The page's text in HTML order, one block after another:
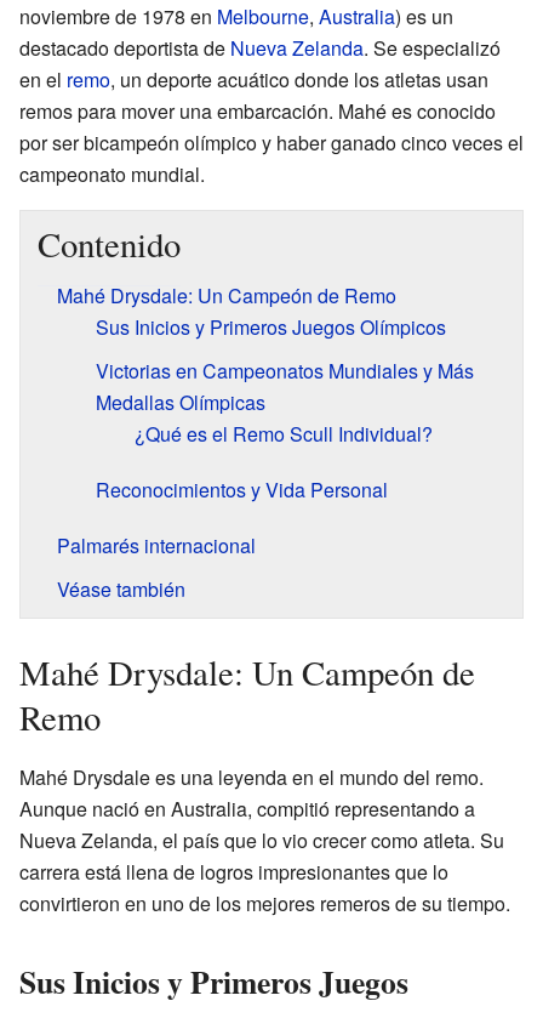
noviembre de 1978 en Melbourne, Australia) es un
destacado deportista de Nueva Zelanda. Se especializó
en el remo, un deporte acuático donde los atletas usan
remos para mover una embarcación. Mahé es conocido
por ser bicampeón olímpico y haber ganado cinco veces el
campeonato mundial.
Contenido
Mahé Drysdale: Un Campeón de Remo
Sus Inicios y Primeros Juegos Olímpicos
Victorias en Campeonatos Mundiales y Más
Medallas Olímpicas
¿Qué es el Remo Scull Individual?
Reconocimientos y Vida Personal
Palmarés internacional
Véase también
Mahé Drysdale: Un Campeón de
Remo
Mahé Drysdale es una leyenda en el mundo del remo.
Aunque nació en Australia, compitió representando a
Nueva Zelanda, el país que lo vio crecer como atleta. Su
carrera está llena de logros impresionantes que lo
convirtieron en uno de los mejores remeros de su tiempo.
Sus Inicios y Primeros Juegos